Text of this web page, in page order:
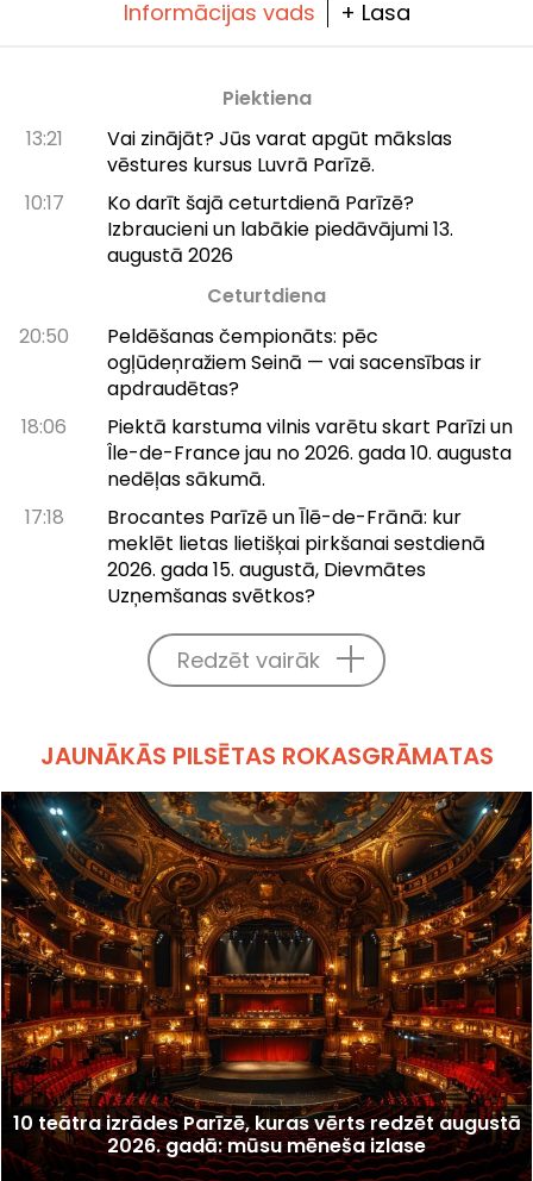
Informācijas vads + Lasa
Piektiena
13:21
Vai zinājāt? Jūs varat apgūt mākslas
vēstures kursus Luvrā Parīzē.
10:17
Ko darīt šajā ceturtdienā Parīzē?
Izbraucieni un labākie piedāvājumi 13.
augustā 2026
Ceturtdiena
20:50
Peldēšanas čempionāts: pēc
ogļūdeņražiem Seinā — vai sacensības ir
apdraudētas?
18:06
Piektā karstuma vilnis varētu skart Parīzi un
Île-de-France jau no 2026. gada 10. augusta
nedēļas sākumā.
17:18
Brocantes Parīzē un Īlē-de-Frānā: kur
meklēt lietas lietišķai pirkšanai sestdienā
2026. gada 15. augustā, Dievmātes
Uzņemšanas svētkos?
Redzēt vairāk
JAUNĀKĀS PILSĒTAS ROKASGRĀMATAS
10 teātra izrādes Parīzē, kuras vērts redzēt augustā
2026. gadā: mūsu mēneša izlase